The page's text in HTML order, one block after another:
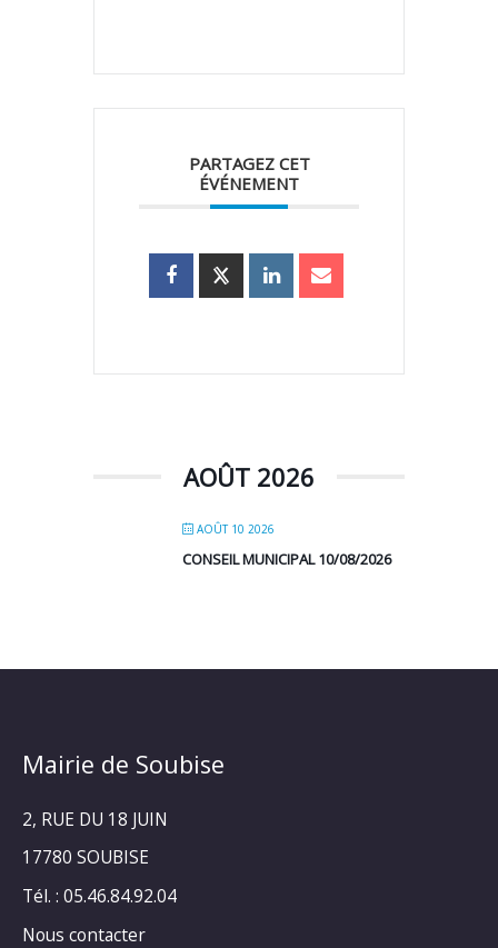
PARTAGEZ CET
ÉVÉNEMENT
AOÛT 2026
AOÛT 10 2026
CONSEIL MUNICIPAL 10/08/2026
Mairie de Soubise
2, RUE DU 18 JUIN
17780 SOUBISE
Tél. : 05.46.84.92.04
Nous contacter